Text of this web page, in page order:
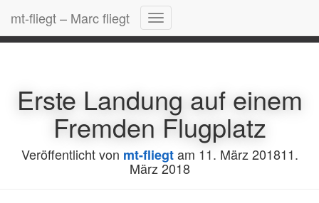
mt-fliegt – Marc fliegt
Navigation
umschalten
Erste Landung auf einem
Fremden Flugplatz
Veröffentlicht von mt-fliegtam 11. März 201811.
März 2018